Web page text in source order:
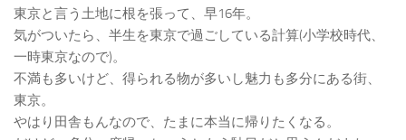
東京と言う土地に根を張って、早16年。
気がついたら、半生を東京で過ごしている計算(小学校時代、
一時東京なので)。
不満も多いけど、得られる物が多いし魅力も多分にある街、
東京。
やはり田舎もんなので、たまに本当に帰りたくなる。